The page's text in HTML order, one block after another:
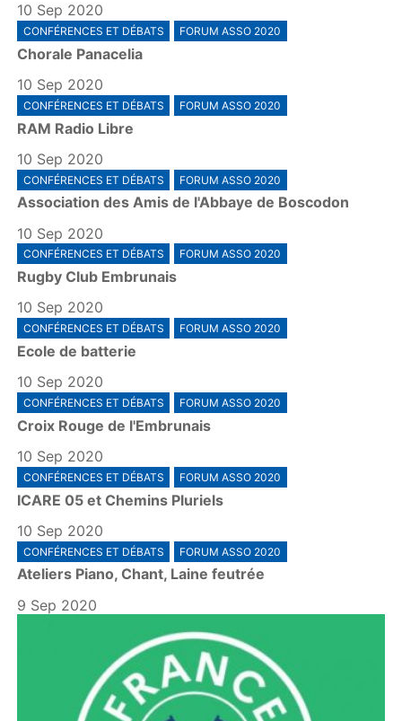
10 Sep 2020
CONFÉRENCES ET DÉBATS FORUM ASSO 2020
Chorale Panacelia
10 Sep 2020
CONFÉRENCES ET DÉBATS FORUM ASSO 2020
RAM Radio Libre
10 Sep 2020
CONFÉRENCES ET DÉBATS FORUM ASSO 2020
Association des Amis de l'Abbaye de Boscodon
10 Sep 2020
CONFÉRENCES ET DÉBATS FORUM ASSO 2020
Rugby Club Embrunais
10 Sep 2020
CONFÉRENCES ET DÉBATS FORUM ASSO 2020
Ecole de batterie
10 Sep 2020
CONFÉRENCES ET DÉBATS FORUM ASSO 2020
Croix Rouge de l'Embrunais
10 Sep 2020
CONFÉRENCES ET DÉBATS FORUM ASSO 2020
ICARE 05 et Chemins Pluriels
10 Sep 2020
CONFÉRENCES ET DÉBATS FORUM ASSO 2020
Ateliers Piano, Chant, Laine feutrée
9 Sep 2020